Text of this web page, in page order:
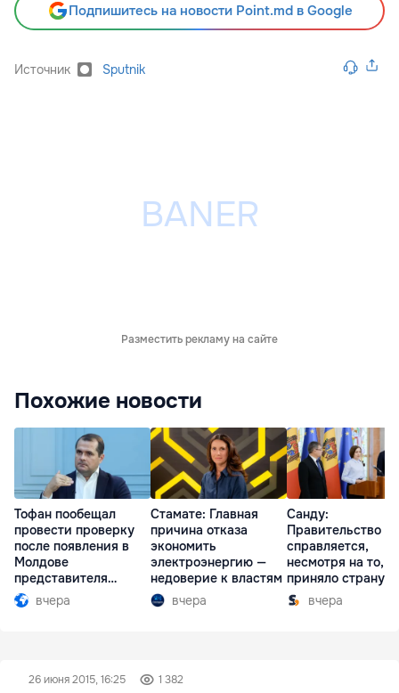
Подпишитесь на новости Point.md в Google
Источник Sputnik
Разместить рекламу на сайте
Похожие новости
Тофан пообещал
провести проверку
после появления в
Молдове
представителя
Южной Осетии
вчера
Стамате: Главная
причина отказа
экономить
электроэнергию —
недоверие к властям
вчера
Санду:
Правительство
справляется,
несмотря на то,
приняло страну в
разгар кризиса
вчера
26 июня 2015, 16:25 1 382